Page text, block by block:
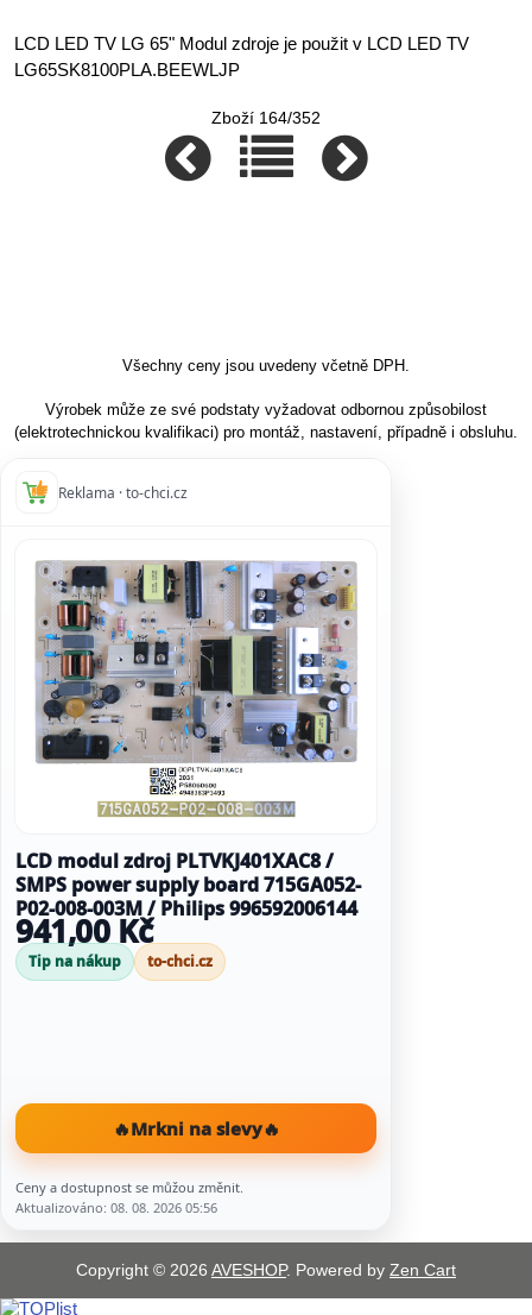
LCD LED TV LG 65" Modul zdroje je použit v LCD LED TV
LG65SK8100PLA.BEEWLJP
Zboží 164/352
Všechny ceny jsou uvedeny včetně DPH.
Výrobek může ze své podstaty vyžadovat odbornou způsobilost
(elektrotechnickou kvalifikaci) pro montáž, nastavení, případně i obsluhu.
Reklama · to-chci.cz
LCD modul zdroj PLTVKJ401XAC8 /
SMPS power supply board 715GA052-
P02-008-003M / Philips 996592006144
941,00 Kč
Tip na nákup to-chci.cz
🔥Mrkni na slevy🔥
Ceny a dostupnost se můžou změnit.
Aktualizováno: 08. 08. 2026 05:56
Copyright © 2026 AVESHOP. Powered by Zen Cart